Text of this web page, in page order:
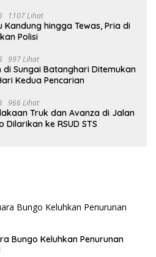
1107 Lihat
Kandung hingga Tewas, Pria di
Polisi
997 Lihat
di Sungai Batanghari Ditemukan
Kedua Pencarian
966 Lihat
Truk dan Avanza di Jalan
Dilarikan ke RSUD STS
Bungo Keluhkan Penurunan